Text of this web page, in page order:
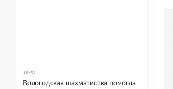
18:51
Вологодская шахматистка помогла